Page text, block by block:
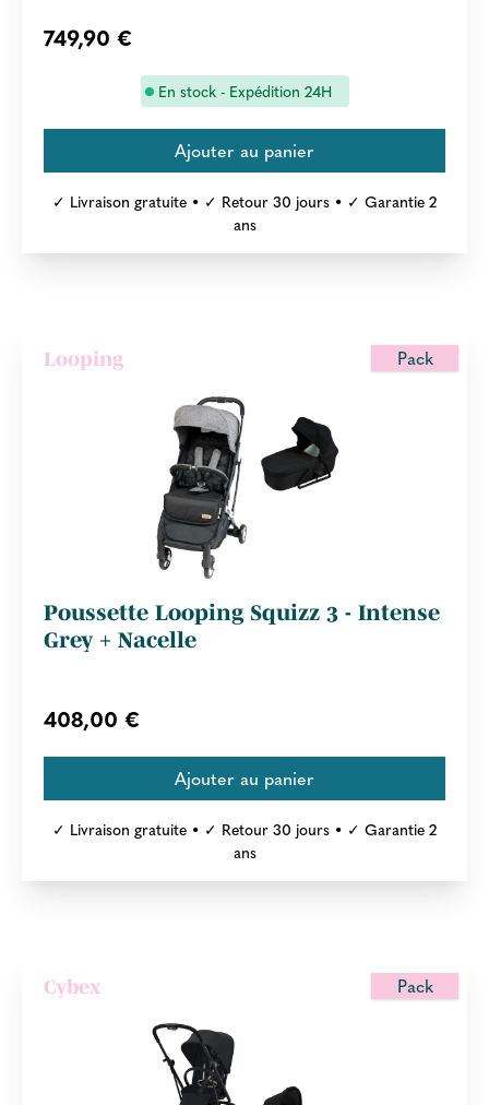
749,90 €
En stock - Expédition 24H
✓ Livraison gratuite • ✓ Retour 30 jours • ✓ Garantie 2
ans
Pack
Looping
Poussette Looping Squizz 3 - Intense
Grey + Nacelle
408,00 €
✓ Livraison gratuite • ✓ Retour 30 jours • ✓ Garantie 2
ans
Pack
Cybex